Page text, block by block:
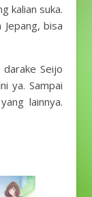
kalian suka.
bisa
Seijo
ya. Sampai
yang lainnya.